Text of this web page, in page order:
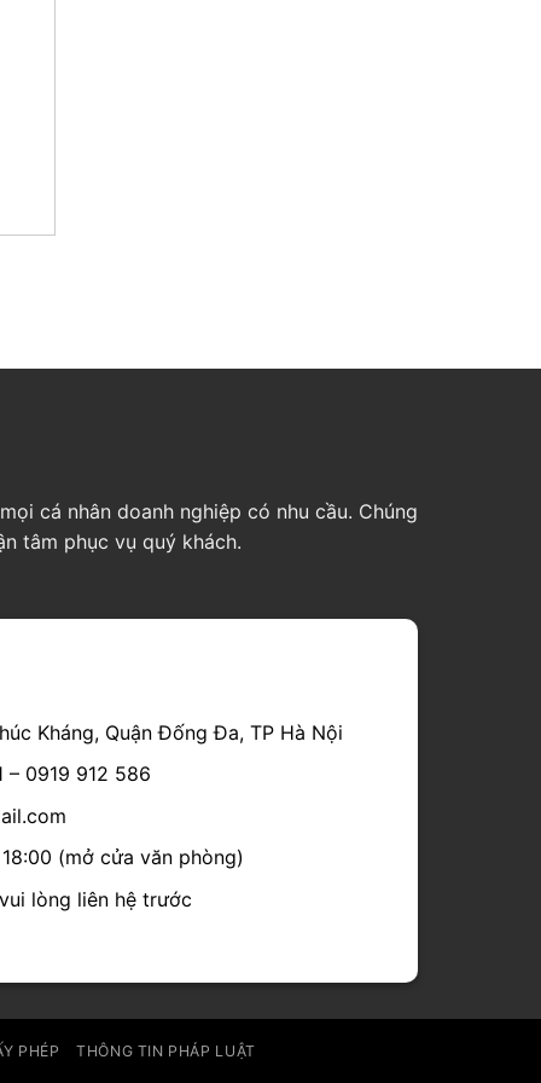
cá nhân doanh nghiệp có nhu cầu. Chúng
tâm phục vụ quý khách.
Kháng, Quận Đống Đa, TP Hà Nội
– 0919 912 586
(mở cửa văn phòng)
lòng liên hệ trước
PHÉP THÔNG TIN PHÁP LUẬT